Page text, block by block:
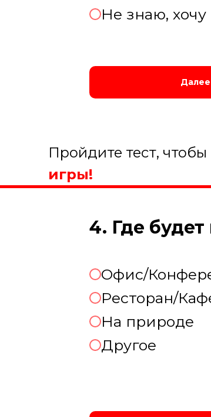
Не знаю,
Далее
Офис/
Ресторан/
На природе
Другое
Пройдите тест,
игры!
4. Где